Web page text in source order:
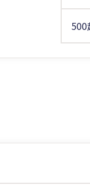
500